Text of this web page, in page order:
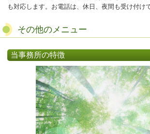
も対応します。お電話は、休日、夜間も受け付け
その他のメニュー
当事務所の特徴